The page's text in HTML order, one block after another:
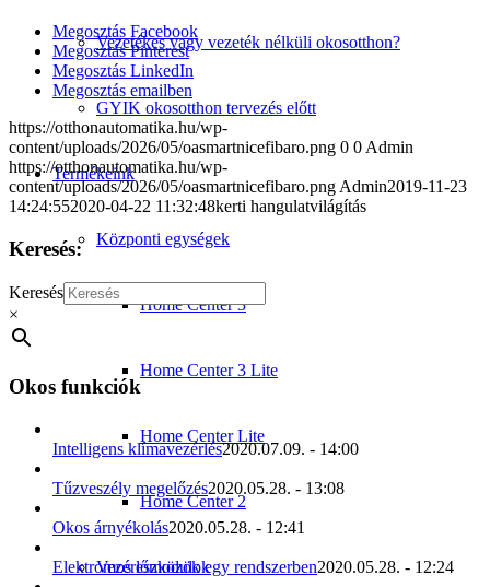
Vezetékes vagy vezeték nélküli okosotthon?
GYIK okosotthon tervezés előtt
Termékeink
Központi egységek
Home Center 3
Home Center 3 Lite
Home Center Lite
Home Center 2
Vezérlőmodulok
Megosztás Facebook
Megosztás Pinterest
Megosztás LinkedIn
Megosztás emailben
https://otthonautomatika.hu/wp-
content/uploads/2026/05/oasmartnicefibaro.png 0 0 Admin
https://otthonautomatika.hu/wp-
content/uploads/2026/05/oasmartnicefibaro.png Admin2019-11-23
14:24:552020-04-22 11:32:48kerti hangulatvilágítás
Keresés:
Keresés
×
Okos funkciók
Intelligens klímavezérlés2020.07.09. - 14:00
Tűzveszély megelőzés2020.05.28. - 13:08
Okos árnyékolás2020.05.28. - 12:41
Elektromos eszközök egy rendszerben2020.05.28. - 12:24